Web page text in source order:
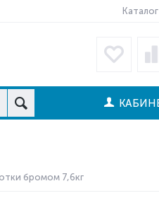
бромом 7,6кг